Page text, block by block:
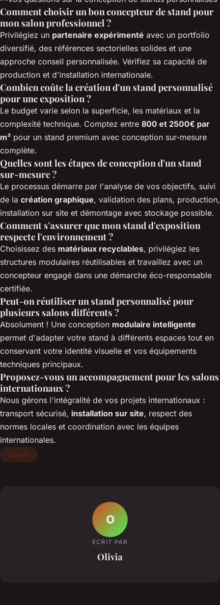
Comment choisir un bon concepteur de stand pour
mon salon professionnel ?
Privilégiez un partenaire expérimenté avec un portfolio
diversifié, des références sectorielles solides et une
approche conseil personnalisée. Vérifiez sa capacité de
production et d'installation internationale.
Combien coûte la création d'un stand personnalisé
pour une exposition ?
Le budget varie selon la superficie, les matériaux et la
complexité technique. Comptez entre 800 et 2500€ par
m² pour un stand premium avec conception sur-mesure
complète.
Quelles sont les étapes de conception d'un stand
sur-mesure ?
Le processus démarre par l'analyse de vos objectifs, suivi
de la création graphique, validation des plans, production,
installation sur site et démontage avec stockage possible.
Comment s'assurer que mon stand d'exposition
respecte l'environnement ?
Choisissez des matériaux recyclables, privilégiez les
structures modulaires réutilisables et travaillez avec un
concepteur engagé dans une démarche éco-responsable
certifiée.
Peut-on réutiliser un stand personnalisé pour
plusieurs salons différents ?
Absolument ! Une conception modulaire intelligente
permet d'adapter votre stand à différents espaces tout en
conservant votre identité visuelle et vos équipements
techniques principaux.
Proposez-vous un accompagnement pour les salons
internationaux ?
Nous gérons l'intégralité de vos projets internationaux :
transport sécurisé, installation sur site, respect des
normes locales et coordination avec les équipes
internationales.
Société
O
ECRIT PAR
Olivia